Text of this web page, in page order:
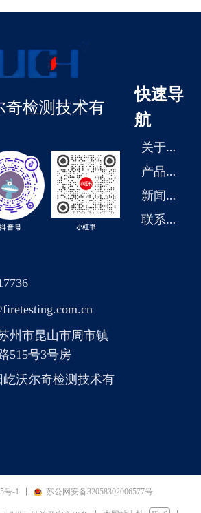
州市昆山市周市镇
515号3号房
屹沃尔奇检测技术有
快速导
航
关
于我们
产
品展示
新
闻中心
联
系我们
奇检测技术有
号-1 苏公网安备32058302006577号